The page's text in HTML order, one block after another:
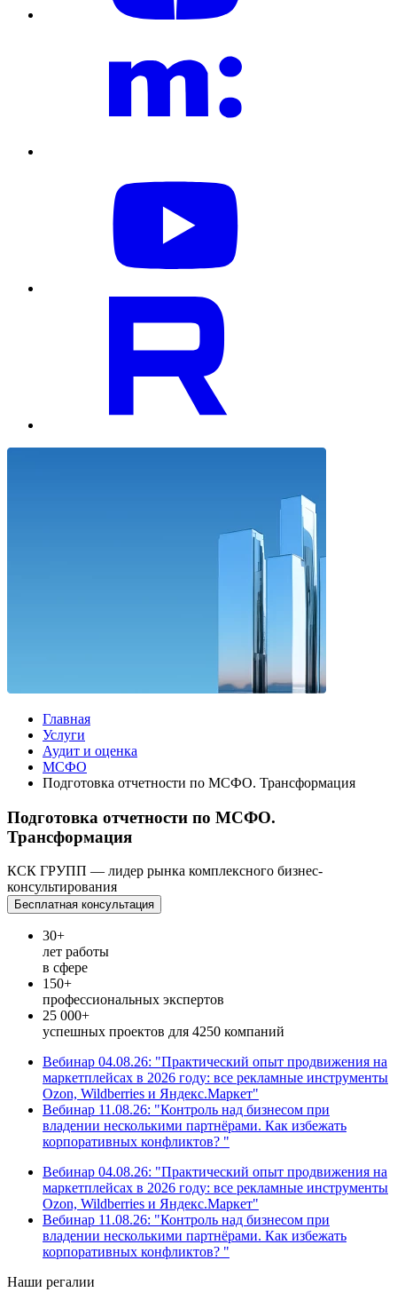
Главная
Услуги
Аудит и оценка
МСФО
Подготовка отчетности по МСФО. Трансформация
Подготовка отчетности по МСФО.
Трансформация
КСК ГРУПП — лидер рынка комплексного бизнес-
консультирования
Бесплатная консультация
30+
лет работы
в сфере
150+
профессиональных экспертов
25 000+
успешных проектов для 4250 компаний
Вебинар 04.08.26: "Практический опыт продвижения на
маркетплейсах в 2026 году: все рекламные инструменты
Ozon, Wildberries и Яндекс.Маркет"
Вебинар 11.08.26: "Контроль над бизнесом при
владении несколькими партнёрами. Как избежать
корпоративных конфликтов? "
Вебинар 04.08.26: "Практический опыт продвижения на
маркетплейсах в 2026 году: все рекламные инструменты
Ozon, Wildberries и Яндекс.Маркет"
Вебинар 11.08.26: "Контроль над бизнесом при
владении несколькими партнёрами. Как избежать
корпоративных конфликтов? "
Наши регалии